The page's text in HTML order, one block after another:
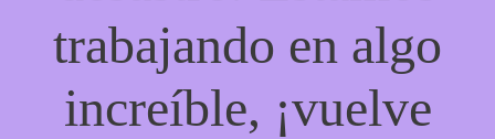
trabajando en algo
increíble, ¡vuelve